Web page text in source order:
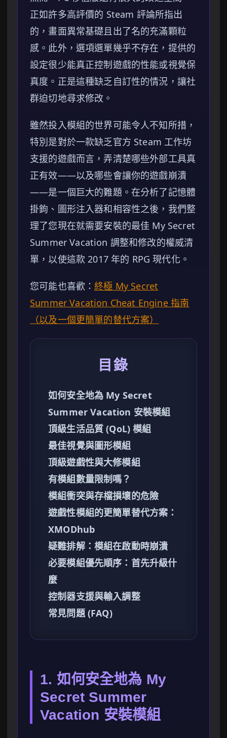
正如許多高評價的 Steam 評論所指出
的，畫面異常基礎且出了名的充滿顆粒
感。此外，選項選單幾乎不存在，提供的
設定很少能真正控制遊戲的性能或視覺保
真度。正是這種缺乏自訂性的情況，讓社
群迫切地尋求修改。
雖然投入模組的世界可能令人不知所措，
特別是對於一款缺乏官方 Steam 工作坊
支援的遊戲而言，弄清楚哪些外部工具真
正有效——以及哪些會讓你的遊戲崩潰
——是一個巨大的難題。在分析了記憶體
掛鉤、圖形注入器和相容性之後，我們整
理了您現在就需要安裝的最佳 My Secret
Summer Vacation 調整和修改的權威清
單，以使這款 2017 年的 RPG 現代化。
您可能也喜歡：終極 My Secret
Summer Vacation Cheat Engine 指南
（以及一個更簡單的替代方案）
目錄
如何安全地為 My Secret
Summer Vacation 安裝模組
頂級生活品質 (QoL) 模組
最佳視覺與圖形模組
頂級遊戲性與大修模組
有模組數量限制嗎？
模組衝突與存檔損壞的危險
遊戲性模組的更簡單替代方案：
XMODhub
疑難排解：模組在啟動時崩潰
必要模組優先順序：首先升級什
麼
控制器支援與輸入調整
常見問題 (FAQ)
1. 如何安全地為 My
Secret Summer
Vacation 安裝模組